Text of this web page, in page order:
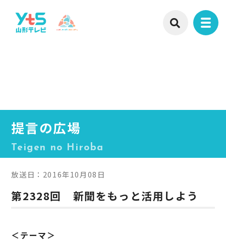
提言の広場
Teigen no Hiroba
放送日：2016年10月08日
第2328回 新聞をもっと活用しよう
＜テーマ＞